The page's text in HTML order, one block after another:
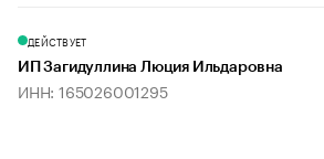
ДЕЙСТВУЕТ
ИП Загидуллина Люция Ильдаровна
ИНН: 165026001295